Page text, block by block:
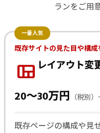
ランをご用
既存サイトの見た目や構
view_quilt レイアウト変
20〜30万円 （税別
既存ページの構成や見